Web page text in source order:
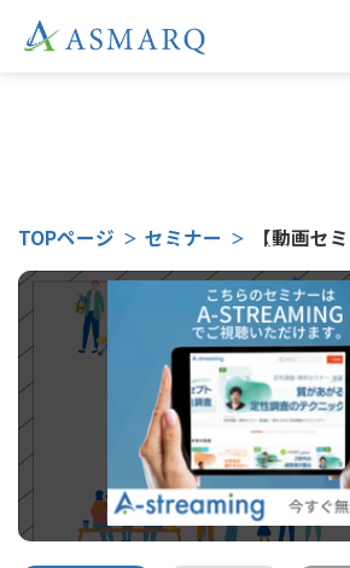
TOPページ セミナー 【動画セ
受付終了となりまし